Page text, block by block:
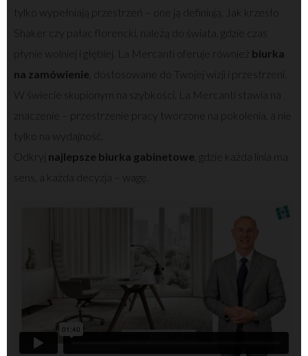
tylko wypełniają przestrzeń – one ją definiują. Jak krzesło
Shaker czy pałac florencki, należą do świata, gdzie czas
płynie wolniej i głębiej. La Mercanti oferuje również biurka
na zamówienie , dostosowane do Twojej wizji i przestrzeni.
W świecie skupionym na szybkości, La Mercanti stawia na
znaczenie – przestrzenie pracy tworzone na pokolenia, a nie
tylko na wydajność.
Odkryj najlepsze biurka gabinetowe , gdzie każda linia ma
sens, a każda decyzja – wagę.